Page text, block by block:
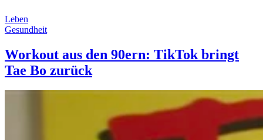
Leben
Gesundheit
Workout aus den 90ern: TikTok bringt
Tae Bo zurück